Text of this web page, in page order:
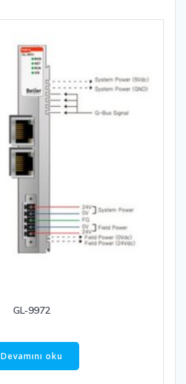
GL-9972
Devamını oku